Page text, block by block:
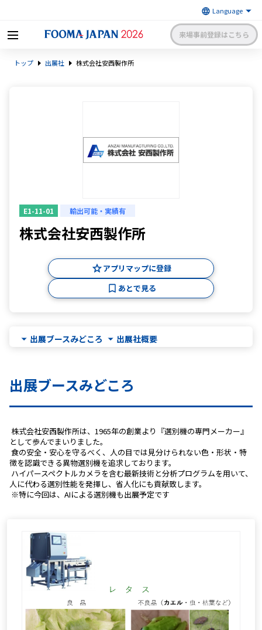
来場事前登録はこちら
級の食品製造総合展〜 | 一般社
English 簡体中文
トップ 出展社 株式会社安西製作所
E1-11-01 輸出可能・実績有
株式会社安西製作所
アプリマップに登録
あとで見る
出展ブースみどころ 出展社概要
出展ブースみどころ
として歩んでまいりました。
徴を認識できる異物選別機を追求しております。
人に代わる選別性能を発揮し、省人化にも貢献致します。
※特に今回は、AIによる選別機も出展予定です